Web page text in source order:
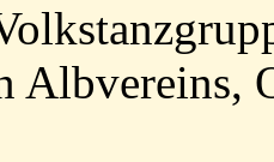
Albvereins,